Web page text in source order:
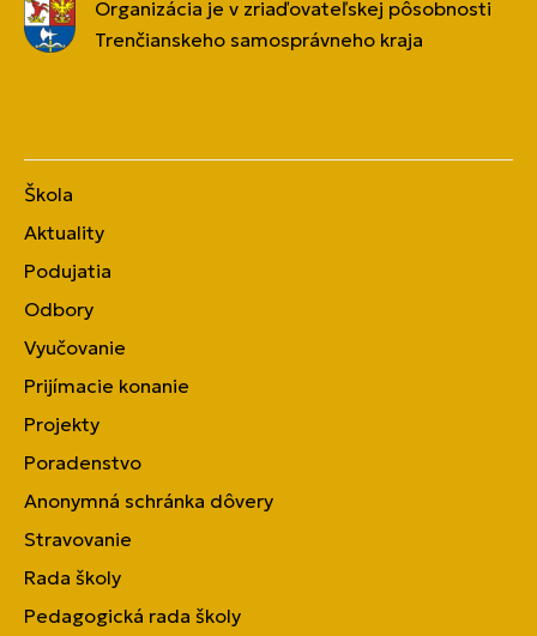
Organizácia je v zriaďovateľskej pôsobnosti
Trenčianskeho samosprávneho kraja
Škola
Aktuality
Podujatia
Odbory
Vyučovanie
Prijímacie konanie
Projekty
Poradenstvo
Anonymná schránka dôvery
Stravovanie
Rada školy
Pedagogická rada školy